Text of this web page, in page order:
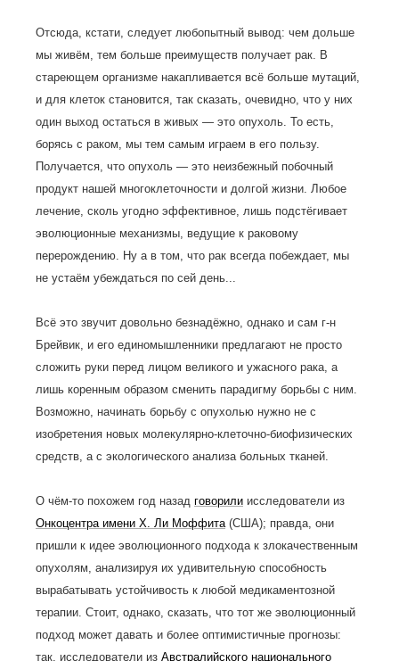
Отсюда, кстати, следует любопытный вывод: чем дольше
мы живём, тем больше преимуществ получает рак. В
стареющем организме накапливается всё больше мутаций,
и для клеток становится, так сказать, очевидно, что у них
один выход остаться в живых — это опухоль. То есть,
борясь с раком, мы тем самым играем в его пользу.
Получается, что опухоль — это неизбежный побочный
продукт нашей многоклеточности и долгой жизни. Любое
лечение, сколь угодно эффективное, лишь подстёгивает
эволюционные механизмы, ведущие к раковому
перерождению. Ну а в том, что рак всегда побеждает, мы
не устаём убеждаться по сей день...
Всё это звучит довольно безнадёжно, однако и сам г-н
Брейвик, и его единомышленники предлагают не просто
сложить руки перед лицом великого и ужасного рака, а
лишь коренным образом сменить парадигму борьбы с ним.
Возможно, начинать борьбу с опухолью нужно не с
изобретения новых молекулярно-клеточно-биофизических
средств, а с экологического анализа больных тканей.
О чём-то похожем год назад говорили исследователи из
Онкоцентра имени Х. Ли Моффита (США); правда, они
пришли к идее эволюционного подхода к злокачественным
опухолям, анализируя их удивительную способность
вырабатывать устойчивость к любой медикаментозной
терапии. Стоит, однако, сказать, что тот же эволюционный
подход может давать и более оптимистичные прогнозы:
так, исследователи из Австралийского национального